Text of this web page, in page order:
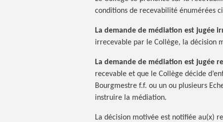
conditions de recevabilité énumérées
La demande de médiation est jugée
irrecevable par le Collège, la décision
La demande de médiation est jugée
recevable et que le Collège décide
Bourgmestre f.f. ou un ou plusieurs
instruire la médiation.
La décision motivée est notifiée au(x)